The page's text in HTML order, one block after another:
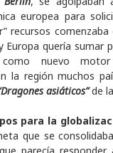
europea para
recursos
Europa quería sumar
como nuevo
la región muchos
asiáticos”de
para la
que se